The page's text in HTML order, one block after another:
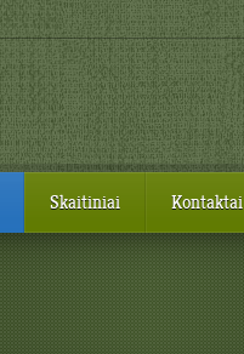
Skaitiniai Kontaktai